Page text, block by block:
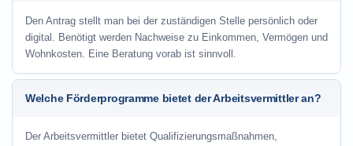
Den Antrag stellt man bei der zuständigen Stelle persönlich oder
digital. Benötigt werden Nachweise zu Einkommen, Vermögen und
Wohnkosten. Eine Beratung vorab ist sinnvoll.
Welche Förderprogramme bietet der Arbeitsvermittler an?
Der Arbeitsvermittler bietet Qualifizierungsmaßnahmen,